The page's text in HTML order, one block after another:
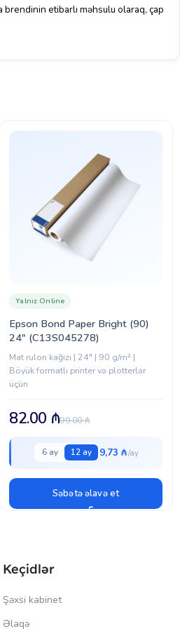
etibarlı məhsulu olaraq, çap
Epson Bond Paper Bright (90)
24″ (C13S045278)
Yalnız Online
Mat rulon kağızı | 24" | 90 g/m² |
Böyük formatlı printer və plotterlər
üçün
99.00₼
82.00 ₼
6 ay 12 ay 9,73 ₼
Səbətə əlavə et
Keçidlər
Şəxsi kabinet
Əlaqə